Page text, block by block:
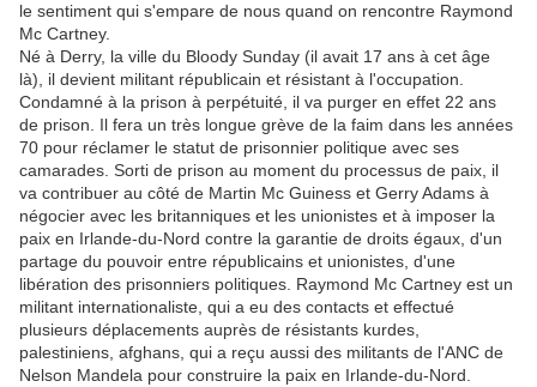
le sentiment qui s'empare de nous quand on rencontre Raymond
Mc Cartney.
Né à Derry, la ville du Bloody Sunday (il avait 17 ans à cet âge
là), il devient militant républicain et résistant à l'occupation.
Condamné à la prison à perpétuité, il va purger en effet 22 ans
de prison. Il fera un très longue grève de la faim dans les années
70 pour réclamer le statut de prisonnier politique avec ses
camarades. Sorti de prison au moment du processus de paix, il
va contribuer au côté de Martin Mc Guiness et Gerry Adams à
négocier avec les britanniques et les unionistes et à imposer la
paix en Irlande-du-Nord contre la garantie de droits égaux, d'un
partage du pouvoir entre républicains et unionistes, d'une
libération des prisonniers politiques. Raymond Mc Cartney est un
militant internationaliste, qui a eu des contacts et effectué
plusieurs déplacements auprès de résistants kurdes,
palestiniens, afghans, qui a reçu aussi des militants de l'ANC de
Nelson Mandela pour construire la paix en Irlande-du-Nord.